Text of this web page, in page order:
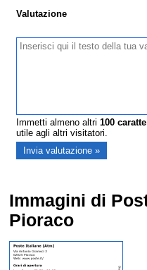
Valutazione
Immetti almeno altri100
utile agli altri visitatori.
Immagini di
Pioraco